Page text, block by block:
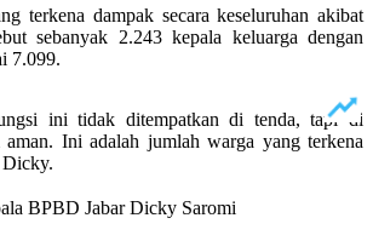
terkena dampak secara keseluruhan akibat
sebanyak 2.243 kepala keluarga dengan
7.099.
ini tidak ditempatkan di tenda, tapi di
Ini adalah jumlah warga yang terkena
Dicky.
BPBD Jabar Dicky Saromi